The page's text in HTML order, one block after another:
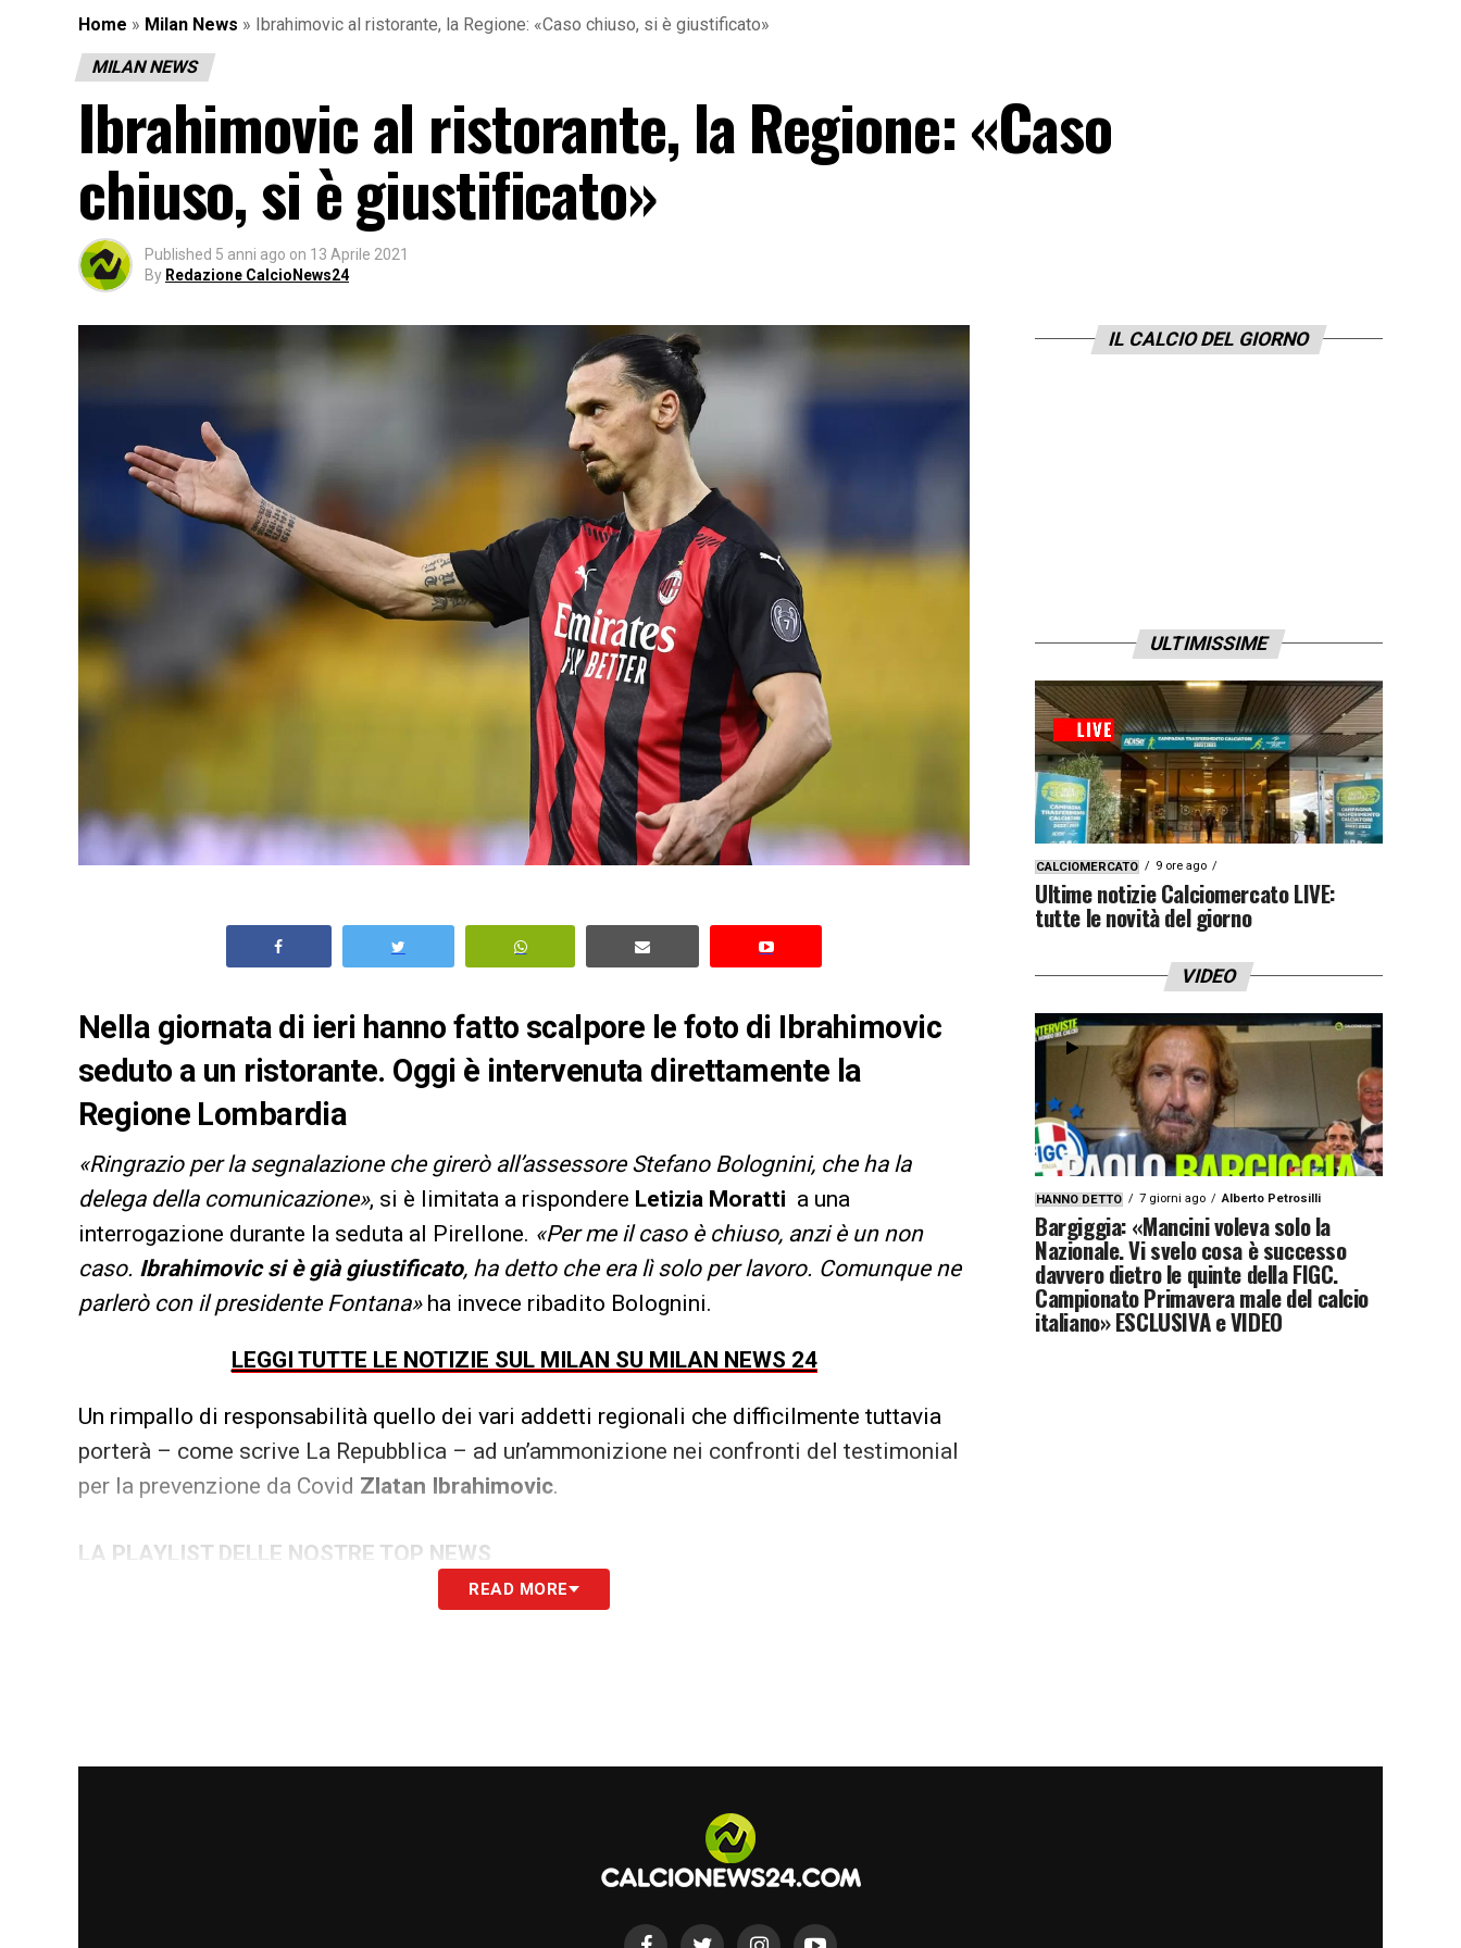
Home » Milan News » Ibrahimovic al ristorante, la Regione: «Caso chiuso, si è giustificato»
MILAN NEWS
Ibrahimovic al ristorante, la Regione: «Caso
chiuso, si è giustificato»
Published 5 anni ago on 13 Aprile 2021
By Redazione CalcioNews24
Nella giornata di ieri hanno fatto scalpore le foto di Ibrahimovic
seduto a un ristorante. Oggi è intervenuta direttamente la
Regione Lombardia
«Ringrazio per la segnalazione che girerò all’assessore Stefano Bolognini, che ha la
delega della comunicazione», si è limitata a rispondere Letizia Moratti a una
interrogazione durante la seduta al Pirellone. «Per me il caso è chiuso, anzi è un non
caso. Ibrahimovic si è già giustificato, ha detto che era lì solo per lavoro. Comunque ne
parlerò con il presidente Fontana»ha invece ribadito Bolognini.
LEGGI TUTTE LE NOTIZIE SUL MILAN SU MILAN NEWS 24
Un rimpallo di responsabilità quello dei vari addetti regionali che difficilmente tuttavia
porterà – come scrive La Repubblica – ad un’ammonizione nei confronti del testimonial
per la prevenzione da Covid Zlatan Ibrahimovic.
LA PLAYLIST DELLE NOSTRE TOP NEWS
READ MORE
IL CALCIO DEL GIORNO
ULTIMISSIME
CALCIOMERCATO 9 ore ago
Ultime notizie Calciomercato LIVE:
tutte le novità del giorno
VIDEO
HANNO DETTO 7 giorni ago Alberto Petrosilli
Bargiggia: «Mancini voleva solo la
Nazionale. Vi svelo cosa è successo
davvero dietro le quinte della FIGC.
Campionato Primavera male del calcio
italiano» ESCLUSIVA e VIDEO